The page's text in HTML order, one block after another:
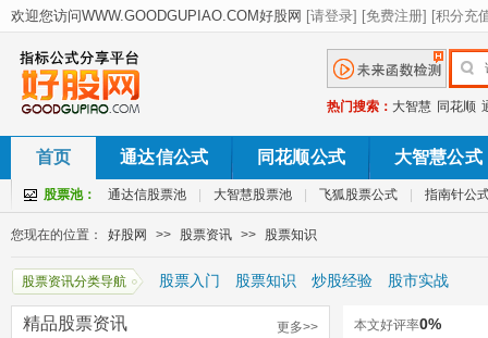
热门搜索： 大智慧 同花顺
首页 通达信公式 同花顺公式 大智慧公式
股票池： 通达信股票池 大智慧股票池 飞狐股票公式 指南针公
您现在的位置： 好股网 >> 股票资讯 >> 股票知识
股票资讯分类导航 股票入门 股票知识 炒股经验 股市实战
精品股票资讯 更多>> 本文好评率0%